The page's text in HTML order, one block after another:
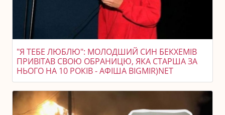
"Я ТЕБЕ ЛЮБЛЮ": МОЛОДШИЙ СИН БЕКХЕМІВ
ПРИВІТАВ СВОЮ ОБРАНИЦЮ, ЯКА СТАРША ЗА
НЬОГО НА 10 РОКІВ - АФІША BIGMIR)NET